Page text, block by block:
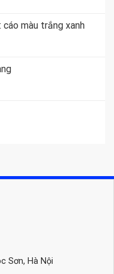
màu trắng xanh
Sơn, Hà Nội